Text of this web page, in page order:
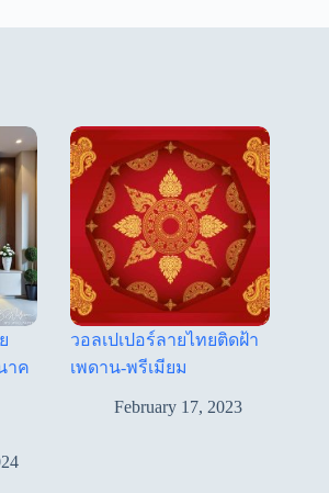
าค
วอลเปเปอร์ลายไทยติดฝ้า
เพดาน-พรีเมียม
February 17, 2023